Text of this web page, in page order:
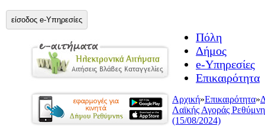
είσοδος e-Υπηρεσίες
Πόλη
Δήμος
e-Υπηρεσίες
Επικαιρότητα
Αρχική»Επικαιρότητα»
Λαϊκής Αγοράς
(15/08/2024)